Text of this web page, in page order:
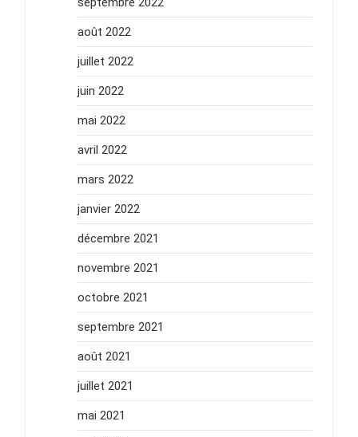
août 2022
juillet 2022
juin 2022
mai 2022
avril 2022
mars 2022
janvier 2022
décembre 2021
novembre 2021
octobre 2021
septembre 2021
août 2021
juillet 2021
mai 2021